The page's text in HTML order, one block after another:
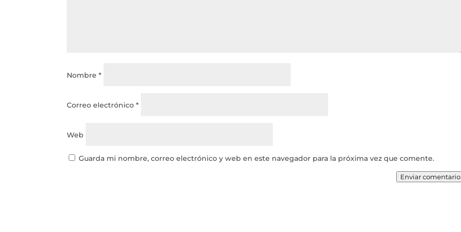
Nombre*
Correo electrónico*
Web
Guarda mi nombre, correo electrónico y web en este navegador para la próxima vez que comente.
Enviar comentario